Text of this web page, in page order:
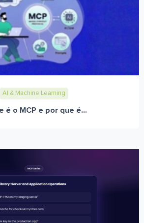
AI & Machine Learning
é o MCP e por que é...